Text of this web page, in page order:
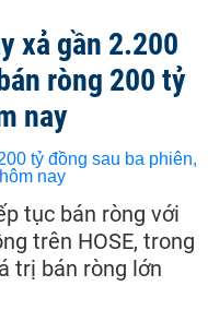
xả gần 2.200
ròng 200 tỷ
nay
tục bán ròng với
trên HOSE, trong
trị bán ròng lớn